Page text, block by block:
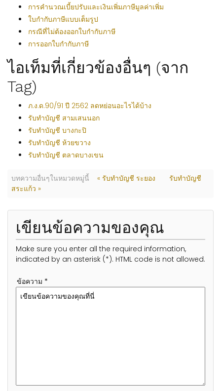
การคำนวณเบี้ยปรับและเงินเพิ่มภาษีมูลค่าเพิ่ม
ใบกำกับภาษีแบบเต็มรูป
กรณีที่ไม่ต้องออกใบกำกับภาษี
การออกใบกำกับภาษี
ไอเท็มที่เกี่ยวข้องอื่นๆ (จาก
Tag)
ภ.ง.ด.90/91 ปี 2562 ลดหย่อนอะไรได้บ้าง
รับทำบัญชี สามเสนนอก
รับทำบัญชี บางกะปิ
รับทำบัญชี ห้วยขวาง
รับทำบัญชี ตลาดบางเขน
บทความอื่นๆในหมวดหมู่นี้ « รับทำบัญชี ระยอง
รับทำบัญชี
สระแก้ว »
เขียนข้อความของคุณ
Make sure you enter all the required information,
indicated by an asterisk (*). HTML code is not allowed.
ข้อความ *